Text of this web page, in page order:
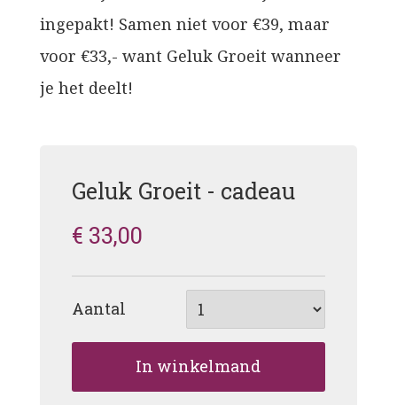
ingepakt! Samen niet voor €39, maar
voor €33,- want Geluk Groeit wanneer
je het deelt!
Geluk Groeit - cadeau
€ 33,00
Aantal